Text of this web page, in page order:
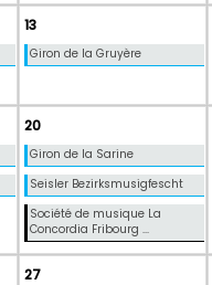
13
Giron de la Gruyère
20
Giron de la Sarine
Seisler Bezirksmusigfescht
Société de musique La
Concordia Fribourg ...
27